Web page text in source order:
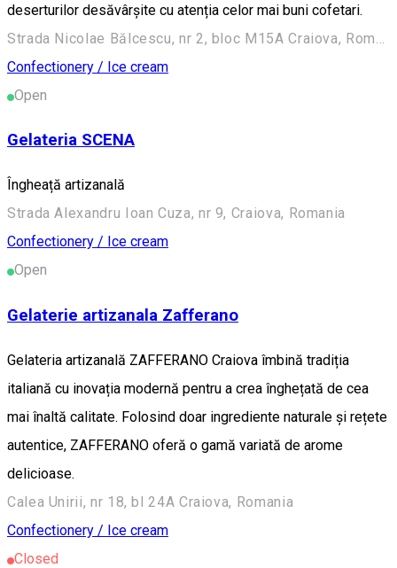
deserturilor desăvârșite cu atenția celor mai buni cofetari.
Confectionery / Ice cream
Open
Gelateria SCENA
Îngheață artizanală
Strada Alexandru Ioan Cuza, nr 9, Craiova, Romania
Confectionery / Ice cream
Open
Gelaterie artizanala Zafferano
Gelateria artizanală ZAFFERANO Craiova îmbină tradiția
italiană cu inovația modernă pentru a crea înghețată de cea
mai înaltă calitate. Folosind doar ingrediente naturale și rețete
autentice, ZAFFERANO oferă o gamă variată de arome
delicioase.
Calea Unirii, nr 18, bl 24A Craiova, Romania
Confectionery / Ice cream
Closed